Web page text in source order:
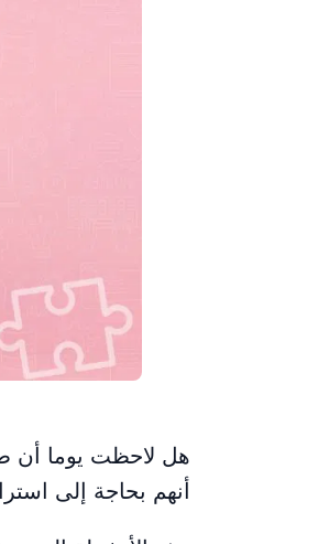
هل لاحظت يوما أن
أنهم بحاجة إلى